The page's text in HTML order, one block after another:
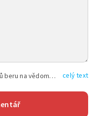
Vyplněním shora uvedených údajů beru na vědomí, že společnost TEXT FACTORY s.r.o., sídlem Brno, Durďákova 336/29, Černá Pole, PSČ: 613 00, IČ: 06157831, zapsané u Krajského soudu v Brně, oddíl C, vložka 100399, bude zpracovávat mé osobní údaje uvedené v rámci mnou vyplněného registračního formuláře na základě oprávněných zájmů TEXT FACTORY s.r.o. dle čl. 6 odst. 1 písm. f) GDPR a pro splnění právních povinností (čl. 6 odst. 1 písm. c) GDPR), a to pro tyto účely: nezbytnost zajistit oprávnění návštěvníka webových stránek provozovaných společností TEXT FACTORY s.r.o. přispívat aktivně ke zveřejněným článkům nebo v rámci diskusních fór a výkon práv TEXT FACTORY s.r.o. jako administrátora těchto diskusních fór. Více informací o zpracování osobních údajů a právech lze nalézt v celý text